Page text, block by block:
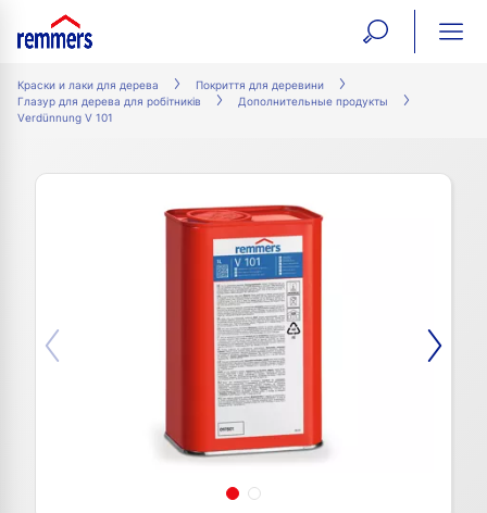
open
form
Краски и лаки для дерева
Покриття для деревини
Глазур для дерева для робітників
Дополнительные продукты
Verdünnung V 101